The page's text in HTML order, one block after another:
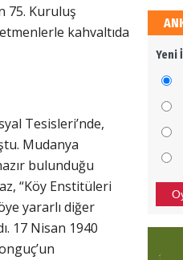
75. Kuruluş
kahvaltıda
Tesisleri’nde,
Mudanya
bulunduğu
“Köy Enstitüleri
yararlı diğer
17 Nisan 1940
Yeni